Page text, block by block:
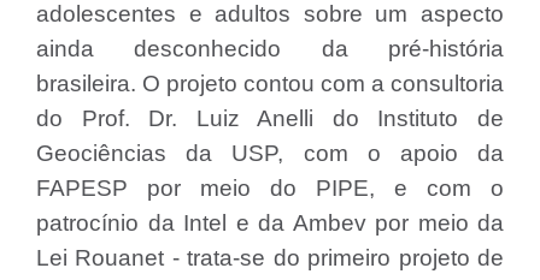
adolescentes e adultos sobre um aspecto
ainda desconhecido da pré-história
brasileira. O projeto contou com a consultoria
do Prof. Dr. Luiz Anelli do Instituto de
Geociências da USP, com o apoio da
FAPESP por meio do PIPE, e com o
patrocínio da Intel e da Ambev por meio da
Lei Rouanet - trata-se do primeiro projeto de